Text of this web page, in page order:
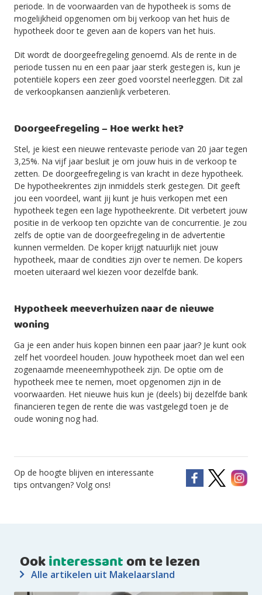
periode. In de voorwaarden van de hypotheek is soms de
mogelijkheid opgenomen om bij verkoop van het huis de
hypotheek door te geven aan de kopers van het huis.
Dit wordt de doorgeefregeling genoemd. Als de rente in de
periode tussen nu en een paar jaar sterk gestegen is, kun je
potentiële kopers een zeer goed voorstel neerleggen. Dit zal
de verkoopkansen aanzienlijk verbeteren.
Doorgeefregeling – Hoe werkt het?
Stel, je kiest een nieuwe rentevaste periode van 20 jaar tegen
3,25%. Na vijf jaar besluit je om jouw huis in de verkoop te
zetten. De doorgeefregeling is van kracht in deze hypotheek.
De hypotheekrentes zijn inmiddels sterk gestegen. Dit geeft
jou een voordeel, want jij kunt je huis verkopen met een
hypotheek tegen een lage hypotheekrente. Dit verbetert jouw
positie in de verkoop ten opzichte van de concurrentie. Je zou
zelfs de optie van de doorgeefregeling in de advertentie
kunnen vermelden. De koper krijgt natuurlijk niet jouw
hypotheek, maar de condities zijn over te nemen. De kopers
moeten uiteraard wel kiezen voor dezelfde bank.
Hypotheek meeverhuizen naar de nieuwe
woning
Ga je een ander huis kopen binnen een paar jaar? Je kunt ook
zelf het voordeel houden. Jouw hypotheek moet dan wel een
zogenaamde meeneemhypotheek zijn. De optie om de
hypotheek mee te nemen, moet opgenomen zijn in de
voorwaarden. Het nieuwe huis kun je (deels) bij dezelfde bank
financieren tegen de rente die was vastgelegd toen je de
oude woning nog had.
Op de hoogte blijven en interessante
tips ontvangen? Volg ons!
Ookinteressantom te lezen
Alle artikelen uit Makelaarsland